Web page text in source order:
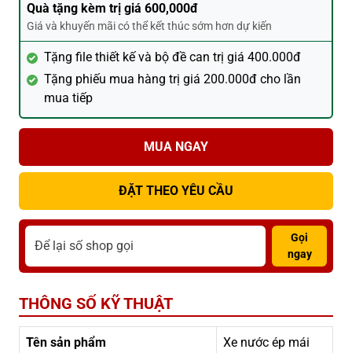
Quà tặng kèm trị giá 600,000đ
Giá và khuyến mãi có thể kết thúc sớm hơn dự kiến
Tặng file thiết kế và bộ đề can trị giá 400.000đ
Tặng phiếu mua hàng trị giá 200.000đ cho lần
mua tiếp
MUA NGAY
ĐẶT THEO YÊU CẦU
Gọi
ngay
THÔNG SỐ KỸ THUẬT
Tên sản phẩm
Xe nước ép mái